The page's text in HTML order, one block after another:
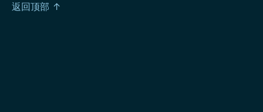
返回顶部 ↑